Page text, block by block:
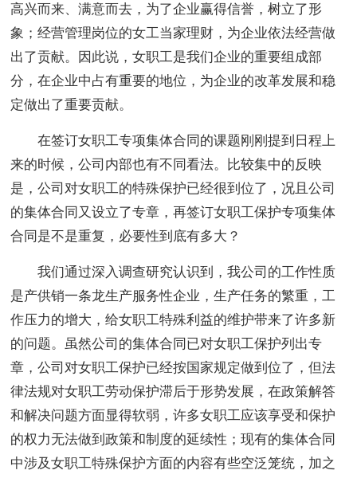
高兴而来、满意而去，为了企业赢得信誉，树立了形
象；经营管理岗位的女工当家理财，为企业依法经营做
出了贡献。因此说，女职工是我们企业的重要组成部
分，在企业中占有重要的地位，为企业的改革发展和稳
定做出了重要贡献。
在签订女职工专项集体合同的课题刚刚提到日程上
来的时候，公司内部也有不同看法。比较集中的反映
是，公司对女职工的特殊保护已经很到位了，况且公司
的集体合同又设立了专章，再签订女职工保护专项集体
合同是不是重复，必要性到底有多大？
我们通过深入调查研究认识到，我公司的工作性质
是产供销一条龙生产服务性企业，生产任务的繁重，工
作压力的增大，给女职工特殊利益的维护带来了许多新
的问题。虽然公司的集体合同已对女职工保护列出专
章，公司对女职工保护已经按国家规定做到位了，但法
律法规对女职工劳动保护滞后于形势发展，在政策解答
和解决问题方面显得软弱，许多女职工应该享受和保护
的权力无法做到政策和制度的延续性；现有的集体合同
中涉及女职工特殊保护方面的内容有些空泛笼统，加之